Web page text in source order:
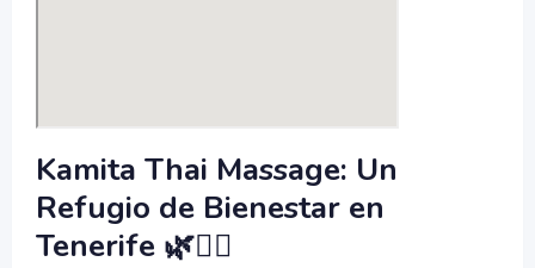
Kamita Thai Massage: Un
Refugio de Bienestar en
Tenerife 🌿💆‍♂️